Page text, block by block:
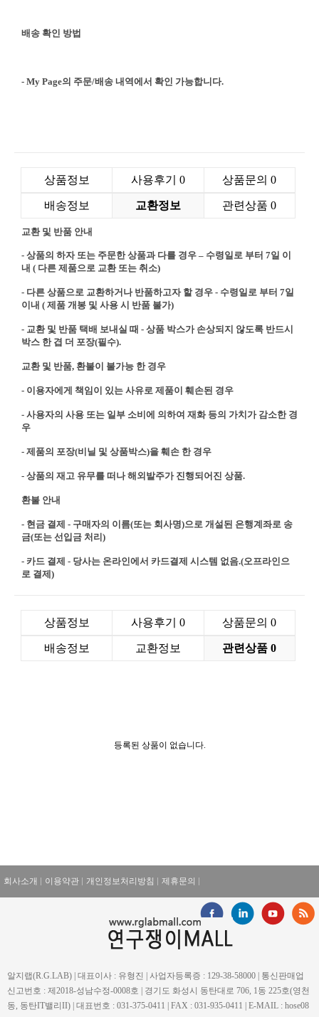
배송 확인 방법
- My Page의 주문/배송 내역에서 확인 가능합니다.
상품정보 사용후기 0 상품문의0
배송정보 교환정보 관련상품0
교환 및 반품 안내
- 상품의 하자 또는 주문한 상품과 다를 경우 – 수령일로 부터 7일 이
내 ( 다른 제품으로 교환 또는 취소)
- 다른 상품으로 교환하거나 반품하고자 할 경우 - 수령일로 부터 7일
이내 ( 제품 개봉 및 사용 시 반품 불가)
- 교환 및 반품 택배 보내실 때 - 상품 박스가 손상되지 않도록 반드시
박스 한 겹 더 포장(필수).
교환 및 반품, 환불이 불가능 한 경우
- 이용자에게 책임이 있는 사유로 제품이 훼손된 경우
- 사용자의 사용 또는 일부 소비에 의하여 재화 등의 가치가 감소한 경
우
- 제품의 포장(비닐 및 상품박스)을 훼손 한 경우
- 상품의 재고 유무를 떠나 해외발주가 진행되어진 상품.
환불 안내
- 현금 결제 - 구매자의 이름(또는 회사명)으로 개설된 은행계좌로 송
금(또는 선입금 처리)
- 카드 결제 - 당사는 온라인에서 카드결제 시스템 없음.(오프라인으
로 결제)
상품정보 사용후기 0 상품문의0
배송정보 교환정보 관련상품0
등록된 상품이 없습니다.
회사소개 이용약관 개인정보처리방침 제휴문의
알지랩(R.G.LAB) | 대표이사 : 유형진 | 사업자등록증 : 129-38-58000 | 통신판매업
신고번호 : 제2018-성남수정-0008호 | 경기도 화성시 동탄대로 706, 1동 225호(영천
동, 동탄IT밸리II) | 대표번호 : 031-375-0411 | FAX : 031-935-0411 | E-MAIL : hose08